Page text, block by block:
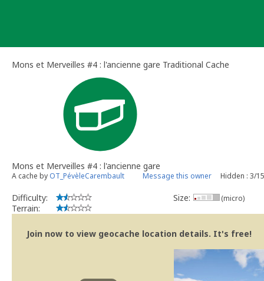
Mons et Merveilles #4 : l'ancienne gare Traditional Cache
Mons et Merveilles #4 : l'ancienne gare
A cache by OT_PévèleCarembault Message this owner Hidden : 3/
Difficulty:
Terrain:
Size: (micro)
Join now to view geocache location details. It's free!